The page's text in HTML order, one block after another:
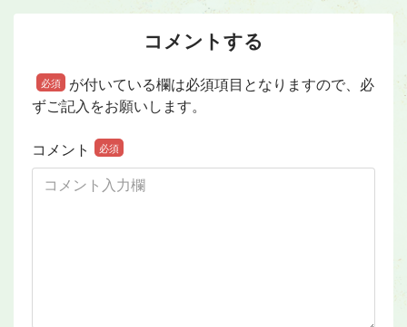
コメントする
必須
が付いている欄は必須項目となりますので、必
ずご記入をお願いします。
コメント 必須